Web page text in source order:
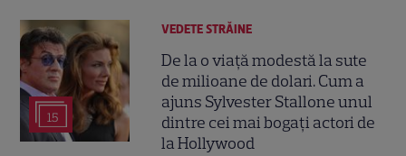
15
VEDETE STRĂINE
De la o viață modestă la sute
de milioane de dolari. Cum a
ajuns Sylvester Stallone unul
dintre cei mai bogați actori de
la Hollywood